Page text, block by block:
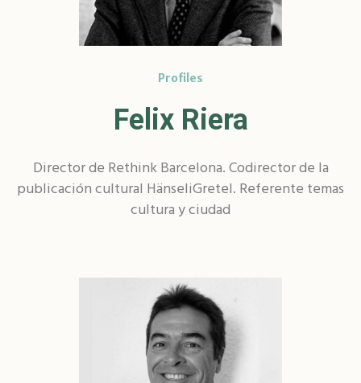
Profiles
Felix Riera
Director de Rethink Barcelona. Codirector de la
publicación cultural HänseliGretel. Referente temas
cultura y ciudad